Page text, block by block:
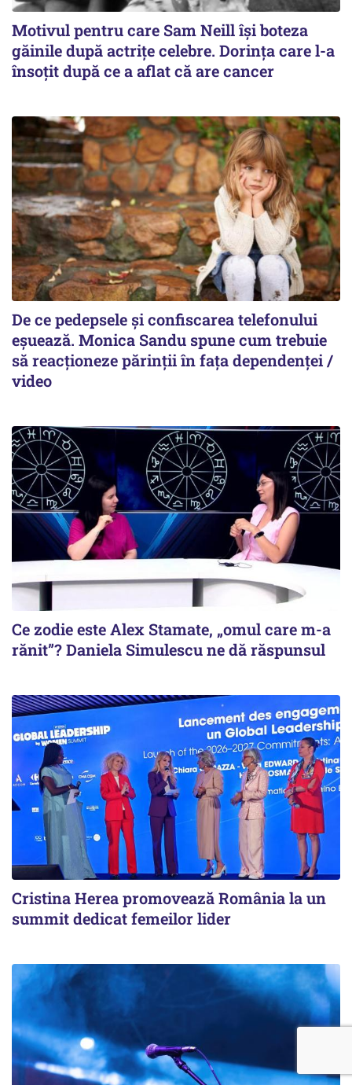
Motivul pentru care Sam Neill își boteza
găinile după actrițe celebre. Dorința care l-a
însoțit după ce a aflat că are cancer
De ce pedepsele și confiscarea telefonului
eșuează. Monica Sandu spune cum trebuie
să reacționeze părinții în fața dependenței /
video
Ce zodie este Alex Stamate, „omul care m-a
rănit”? Daniela Simulescu ne dă răspunsul
Cristina Herea promovează România la un
summit dedicat femeilor lider